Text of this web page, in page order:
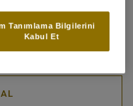
Tanımlama Bilgilerini
Kabul Et